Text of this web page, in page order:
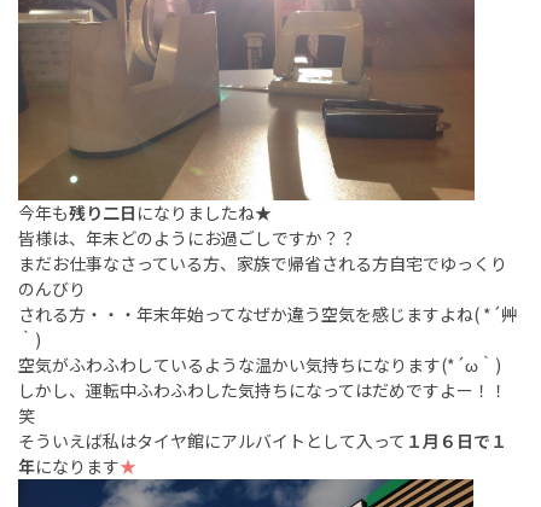
今年も残り二日 になりましたね★
皆様は、年末どのようにお過ごしですか？？
まだお仕事なさっている方、家族で帰省される方自宅でゆっくり
のんびり
される方・・・年末年始ってなぜか違う空気を感じますよね( *´艸
｀)
空気がふわふわしているような温かい気持ちになります(*´ω｀)
しかし、運転中ふわふわした気持ちになってはだめですよー！！
笑
そういえば私はタイヤ館にアルバイトとして入って １月６日で１
年になります★